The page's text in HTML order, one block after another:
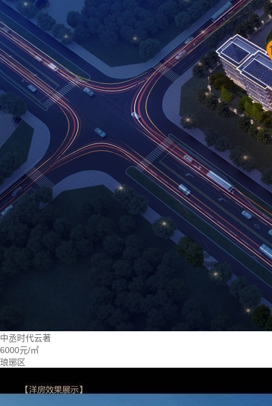
中丞时代云著
6000元/㎡
琅琊区